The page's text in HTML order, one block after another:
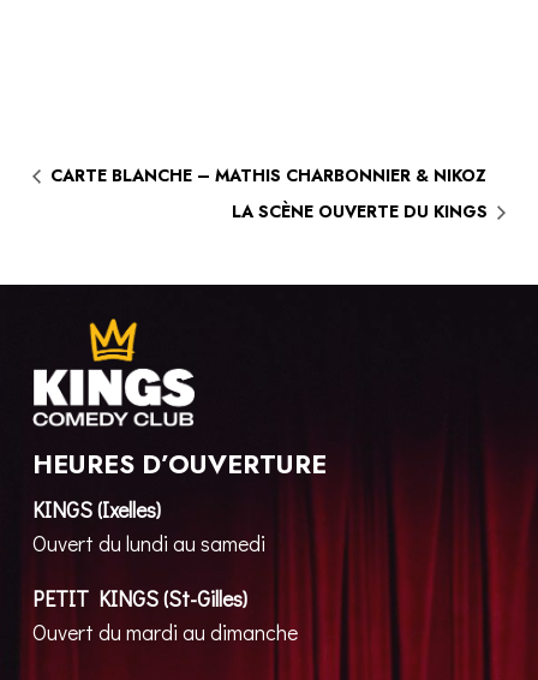
CARTE BLANCHE – MATHIS CHARBONNIER & NIKOZ
LA SCÈNE OUVERTE DU KINGS
HEURES D’OUVERTURE
KINGS (Ixelles)
Ouvert du lundi au samedi
PETIT KINGS (St-Gilles)
Ouvert du mardi au dimanche